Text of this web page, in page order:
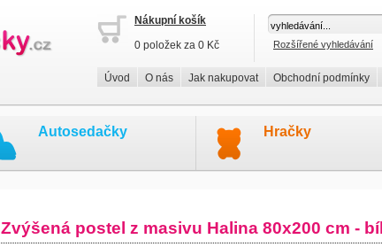
Nákupní košík
0 položek za 0 Kč
Rozšířené vyhledávání
Úvod O nás Jak nakupovat Obchodní podmínky
Autosedačky Hračky
Zvýšená postel z masivu Halina 80x200 cm -